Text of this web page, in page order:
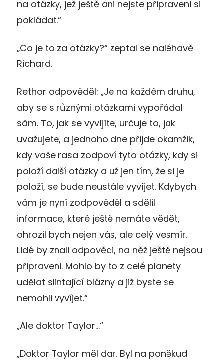
na otázky, jež ještě ani nejste připraveni si
pokládat.“
„Co je to za otázky?“ zeptal se naléhavě
Richard.
Rethor odpověděl: „Je na každém druhu,
aby se s různými otázkami vypořádal
sám. To, jak se vyvíjíte, určuje to, jak
uvažujete, a jednoho dne přijde okamžik,
kdy vaše rasa zodpoví tyto otázky, kdy si
položí další otázky a už jen tím, že si je
položí, se bude neustále vyvíjet. Kdybych
vám je nyní zodpověděl a sdělil
informace, které ještě nemáte vědět,
ohrozil bych nejen vás, ale celý vesmír.
Lidé by znali odpovědi, na něž ještě nejsou
připraveni. Mohlo by to z celé planety
udělat slintající blázny a již byste se
nemohli vyvíjet.“
„Ale doktor Taylor…“
„Doktor Taylor měl dar. Byl na poněkud